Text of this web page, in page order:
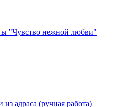
"Чувство нежной любви"
+